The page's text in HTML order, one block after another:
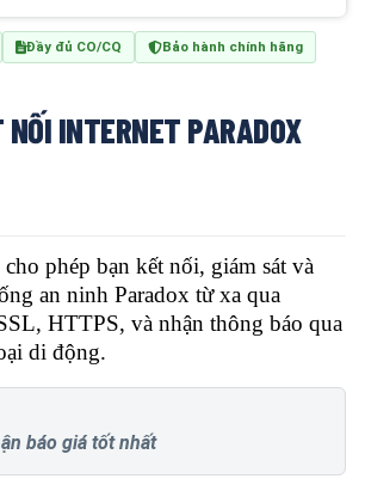
Đầy đủ CO/CQ Bảo hành chính hãng
INTERNET PARADOX
phép bạn kết nối, giám sát và
an ninh Paradox từ xa qua
HTTPS, và nhận thông báo qua
di động.
báo giá tốt nhất